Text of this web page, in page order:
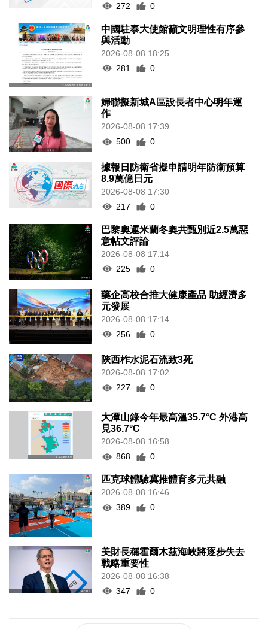
272
0
中國駐泰大使館籲文明理性有序參
與活動
2026-08-08 18:25
281
0
婦聯擬新城A區設長者中心明年運
作
2026-08-08 17:39
500
0
據報日防衛省擬申請明年防衛預算
8.9萬億日元
2026-08-08 17:30
217
0
巴黎奧運米蘭冬奧共甄別近2.5萬惡
意帖文評論
2026-08-08 17:14
225
0
藥企高校合推大健康產品 助經濟多
元發展
2026-08-08 17:14
256
0
陝西柞水泥石流致3死
2026-08-08 17:02
227
0
大潭山錄今年最高溫35.7°C 外港高
見36.7°C
2026-08-08 16:58
868
0
匹克球體驗冀推體育多元共融
2026-08-08 16:46
389
0
美財長稱霍爾木茲海峽將逐步失去
戰略重要性
2026-08-08 16:38
347
0